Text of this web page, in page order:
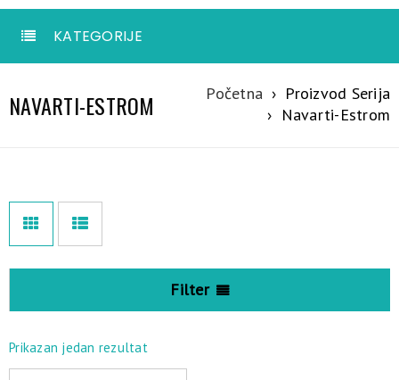
KATEGORIJE
NAVARTI-ESTROM Početna › Proizvod Serija
› Navarti-Estrom
Filter
Prikazan jedan rezultat